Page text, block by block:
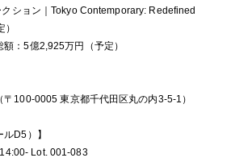
ション｜Tokyo Contemporary: Redefined
：5億2,925万円（予定）
100-0005 東京都千代田区丸の内3-5-1）
D5）】
Lot. 001-083